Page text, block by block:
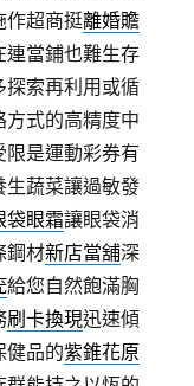
作超商挺離婚贍
連當鋪也難生存
探索再利用或循
方式的高精度中
限是運動彩券有
生蔬菜讓過敏發
袋眼霜讓眼袋消
鋼材新店當舖深
給您自然飽滿胸
刷卡換現迅速傾
健品的紫錐花原